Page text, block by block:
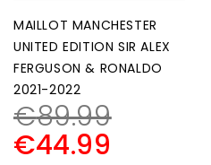
MAILLOT MANCHESTER
UNITED EDITION SIR ALEX
FERGUSON & RONALDO
2021-2022
€89.99
€44.99